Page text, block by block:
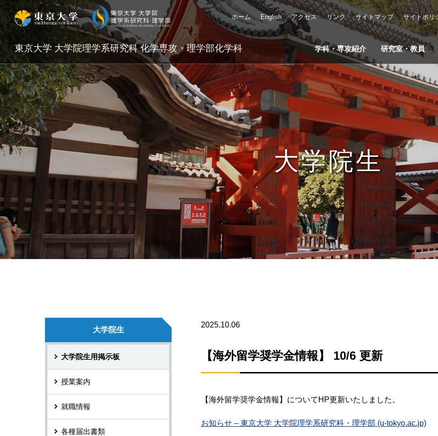
東京大学 大学院理学系研究科 化学専攻・理学部化学科 学科・専攻紹介 研究室・教員
ホーム English アクセス リンク サイトマップ サイトポリ
大学院生
2025.10.06
【海外留学奨学金情報】 10/6 更新
【海外留学奨学金情報】についてHP更新いたしました。
お知らせ – 東京大学 大学院理学系研究科・理学部 (u-tokyo.ac.jp)
大学院生
大学院生用掲示板
授業案内
就職情報
各種届出書類